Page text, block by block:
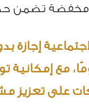
مخفضة تضمن
على تعزيز